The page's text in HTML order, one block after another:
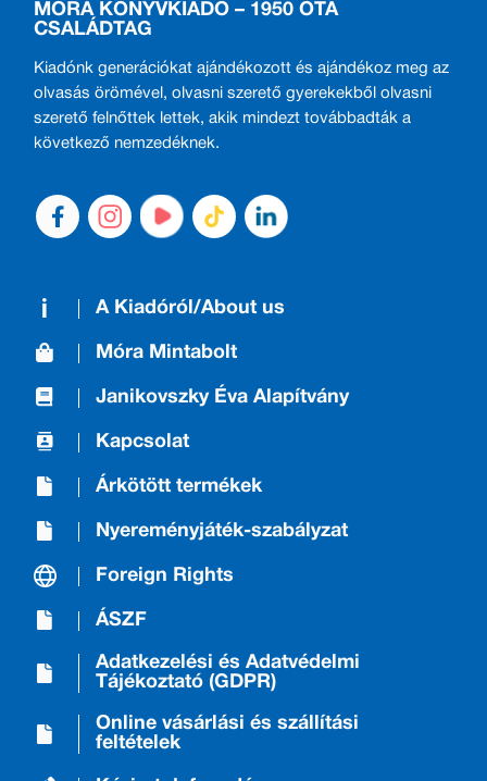
MÓRA KÖNYVKIADÓ – 1950 ÓTA
CSALÁDTAG
Kiadónk generációkat ajándékozott és ajándékoz meg az
olvasás örömével, olvasni szerető gyerekekből olvasni
szerető felnőttek lettek, akik mindezt továbbadták a
következő nemzedéknek.
A Kiadóról/About us
Móra Mintabolt
Janikovszky Éva Alapítvány
Kapcsolat
Árkötött termékek
Nyereményjáték-szabályzat
Foreign Rights
ÁSZF
Adatkezelési és Adatvédelmi
Tájékoztató (GDPR)
Online vásárlási és szállítási
feltételek